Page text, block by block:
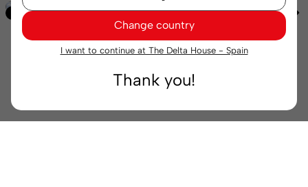
Change country
I want to continue at The Delta House - Spain
Thank you!
-25%